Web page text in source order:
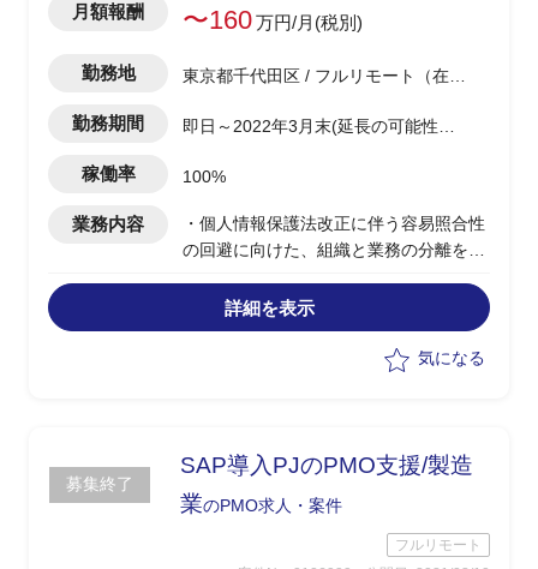
月額報酬 〜160万円/月(税別)
勤務地
東京都千代田区 / フルリモート（在
勤務期間
即日～2022年3月末(延長の可能性あ
稼働率 100%
業務内容
・個人情報保護法改正に伴う容易照合性
の回避に向けた、組織と業務の分離を実
策検討支援
・現場リード実務
・営業/法務等関係部署の進捗/課題管理/
・作成した業務フローに基づく組織形態
検討支援
・討議／報告資料の作成
詳細を表示
気になる
募集終了
SAP導入PJのPMO支援/製造
業のPMO求人・案件
フルリモート